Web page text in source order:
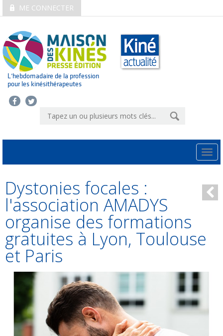
ME CONNECTER
L’hebdomadaire de la profession
pour les kinésithérapeutes
Dystonies focales :
l'association AMADYS
organise des formations
gratuites à Lyon, Toulouse
et Paris